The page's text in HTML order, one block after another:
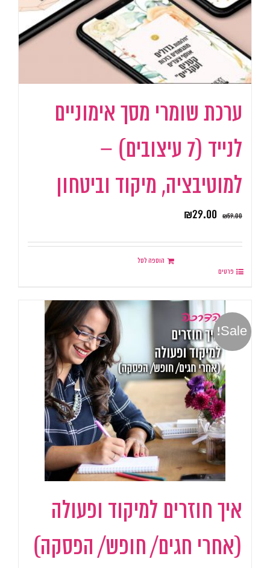
ערכת שומרי מסך אימוניים
לנייד (7 עיצובים) –
למוטיבציה, מיקוד וביטחון
₪59.00
₪29.00
הוספה לסל
פרטים
Sale!
איך חוזרים למיקוד ופעולה
(אחרי חגים/ חופש/ הפסקה)